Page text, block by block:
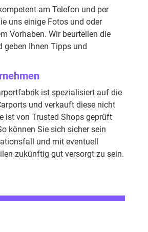
am Telefon und per
uns einige Fotos und oder
Vorhaben. Wir beurteilen die
geben Ihnen Tipps und
ist spezialisiert auf die
und verkauft diese nicht
ist von Trusted Shops geprüft
können Sie sich sicher sein
und mit eventuell
zukünftig gut versorgt zu sein.